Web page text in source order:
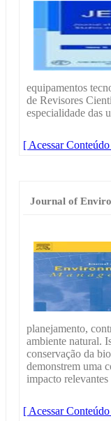
equipamentos
de Revisores
especialidade das
[ Acessar
Journal of
planejamento,
ambiente natural.
conservação da
demonstrem uma
impacto
[ Acessar